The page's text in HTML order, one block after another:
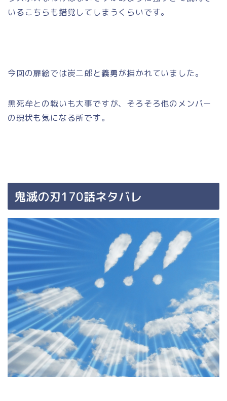
いるこちらも錯覚してしまうくらいです。
今回の扉絵では炭二郎と義勇が描かれていました。
黒死牟との戦いも大事ですが、そろそろ他のメンバー
の現状も気になる所です。
鬼滅の刃170話ネタバレ